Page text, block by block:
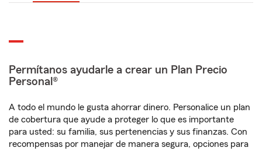
Permítanos ayudarle a crear un Plan Precio
Personal®
A todo el mundo le gusta ahorrar dinero. Personalice un plan
de cobertura que ayude a proteger lo que es importante
para usted: su familia, sus pertenencias y sus finanzas. Con
recompensas por manejar de manera segura, opciones para